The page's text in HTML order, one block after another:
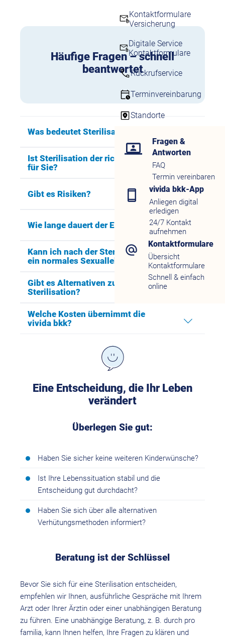
Kontaktformulare
Versicherung
Digitale Service
Kontaktformulare
Rückrufservice
Terminvereinbarung
Standorte
Fragen &
Antworten
FAQ
Termin vereinbaren
vivida bkk-App
Anliegen digital
erledigen
24/7 Kontakt
aufnehmen
Kontaktformulare
Übersicht
Kontaktformulare
Schnell & einfach
online
Häufige Fragen – schnell
beantwortet
Was bedeutet Sterilisation?
Ist Sterilisation der richtige Schritt
für Sie?
Gibt es Risiken?
Wie lange dauert der Eingriff?
Kann ich nach der Sterilisation noch
ein normales Sexualleben führen?
Gibt es Alternativen zur
Sterilisation?
Welche Kosten übernimmt die
vivida bkk?
Eine Entscheidung, die Ihr Leben
verändert
Überlegen Sie gut:
Haben Sie sicher keine weiteren Kinderwünsche?
Ist Ihre Lebenssituation stabil und die
Entscheidung gut durchdacht?
Haben Sie sich über alle alternativen
Verhütungsmethoden informiert?
Beratung ist der Schlüssel
Bevor Sie sich für eine Sterilisation entscheiden,
empfehlen wir Ihnen, ausführliche Gespräche mit Ihrem
Arzt oder Ihrer Ärztin oder einer unabhängigen Beratung
zu führen. Eine unabhängige Beratung, z. B. durch pro
familia, kann Ihnen helfen, Ihre Fragen zu klären und